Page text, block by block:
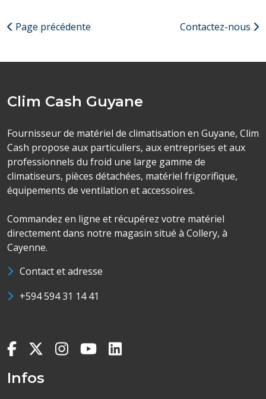
Page précédente Contactez-nous
Clim Cash Guyane
Fournisseur de matériel de climatisation en Guyane, Clim
Cash propose aux particuliers, aux entreprises et aux
professionnels du froid une large gamme de
climatiseurs, pièces détachées, matériel frigorifique,
équipements de ventilation et accessoires.
Commandez en ligne et récupérez votre matériel
directement dans notre magasin situé à Collery, à
Cayenne.
Contact et adresse
+594 594 31 14 41
Infos